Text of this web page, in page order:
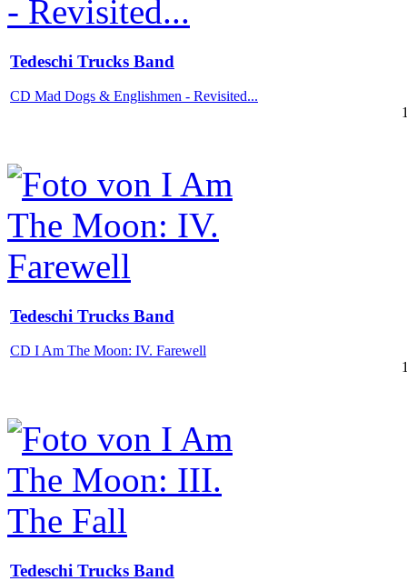
Tedeschi Trucks Band
CD Mad Dogs & Englishmen - Revisited...
Tedeschi Trucks Band
CD I Am The Moon: IV. Farewell
Tedeschi Trucks Band